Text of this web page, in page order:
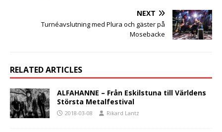
NEXT
Turnéavslutning med Plura och gäster på
Mosebacke
RELATED ARTICLES
ALFAHANNE – Från Eskilstuna till Världens
Största Metalfestival
2018-03-08 Rikard Lantz